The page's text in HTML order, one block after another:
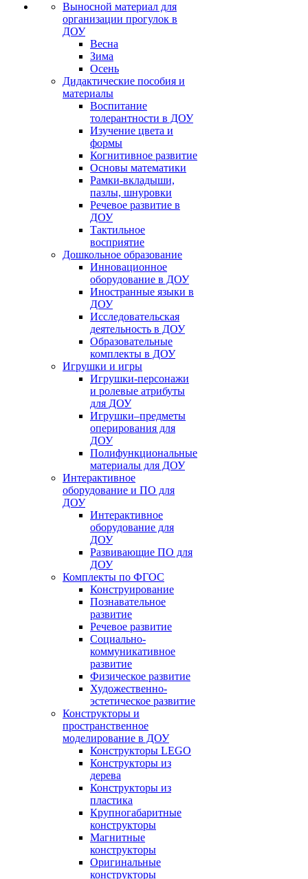
Выносной материал для
организации прогулок в
ДОУ
Весна
Зима
Осень
Дидактические пособия и
материалы
Воспитание
толерантности в ДОУ
Изучение цвета и
формы
Когнитивное развитие
Основы математики
Рамки-вкладыши,
пазлы, шнуровки
Речевое развитие в
ДОУ
Тактильное
восприятие
Дошкольное образование
Инновационное
оборудование в ДОУ
Иностранные языки в
ДОУ
Исследовательская
деятельность в ДОУ
Образовательные
комплекты в ДОУ
Игрушки и игры
Игрушки-персонажи
и ролевые атрибуты
для ДОУ
Игрушки–предметы
оперирования для
ДОУ
Полифункциональные
материалы для ДОУ
Интерактивное
оборудование и ПО для
ДОУ
Интерактивное
оборудование для
ДОУ
Развивающие ПО для
ДОУ
Комплекты по ФГОС
Конструирование
Познавательное
развитие
Речевое развитие
Социально-
коммуникативное
развитие
Физическое развитие
Художественно-
эстетическое развитие
Конструкторы и
пространственное
моделирование в ДОУ
Конструкторы LEGO
Конструкторы из
дерева
Конструкторы из
пластика
Крупногабаритные
конструкторы
Магнитные
конструкторы
Оригинальные
конструкторы